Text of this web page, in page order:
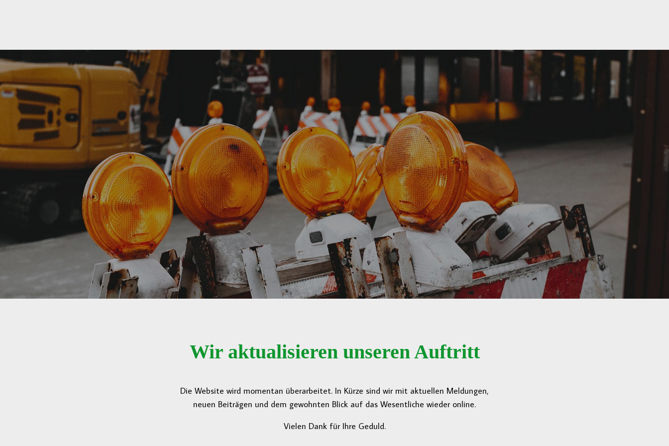
Wir aktualisieren unseren Auftritt
Die Website wird momentan überarbeitet. In Kürze sind wir mit aktuellen Meldungen,
neuen Beiträgen und dem gewohnten Blick auf das Wesentliche wieder online.
Vielen Dank für Ihre Geduld.